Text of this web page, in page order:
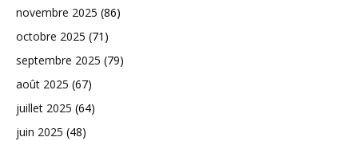
novembre 2025 (86)
octobre 2025 (71)
septembre 2025 (79)
août 2025 (67)
juillet 2025 (64)
juin 2025 (48)